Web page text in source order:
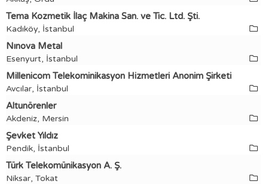
Tema Kozmetik İlaç Makina San. ve Tic. Ltd. Şti.
Kadıköy, İstanbul
Nınova Metal
Esenyurt, İstanbul
Millenicom Telekominikasyon Hizmetleri Anonim Şirketi
Avcılar, İstanbul
Altunörenler
Akdeniz, Mersin
Şevket Yıldız
Pendik, İstanbul
Türk Telekomünikasyon A. Ş.
Niksar, Tokat